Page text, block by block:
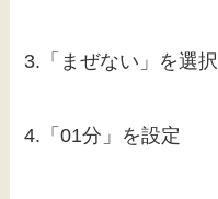
3.「まぜない」を選択
4.「01分」を設定